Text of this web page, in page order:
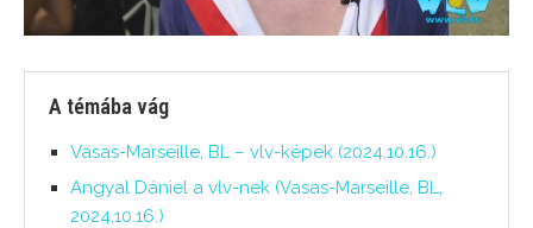
A témába vág
Vasas-Marseille, BL – vlv-képek (2024.10.16.)
Angyal Dániel a vlv-nek (Vasas-Marseille, BL,
2024.10.16.)